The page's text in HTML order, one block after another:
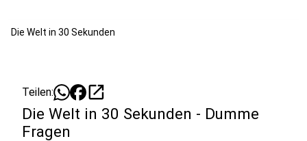
Die Welt in 30 Sekunden
Teilen: open_in_new
Die Welt in 30 Sekunden - Dumme
Fragen